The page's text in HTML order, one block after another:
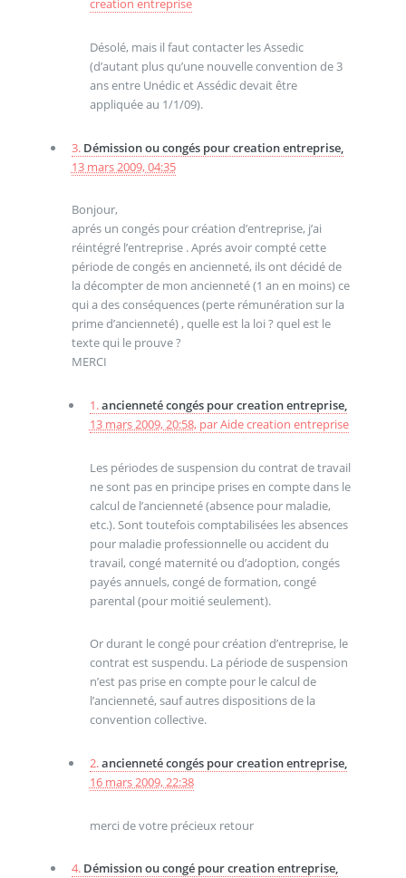
creation entreprise
Désolé, mais il faut contacter les Assedic
(d’autant plus qu’une nouvelle convention de 3
ans entre Unédic et Assédic devait être
appliquée au 1/1/09).
3. Démission ou congés pour creation entreprise,
13 mars 2009, 04:35
Bonjour,
aprés un congés pour création d’entreprise, j’ai
réintégré l’entreprise . Aprés avoir compté cette
période de congés en ancienneté, ils ont décidé de
la décompter de mon ancienneté (1 an en moins) ce
qui a des conséquences (perte rémunération sur la
prime d’ancienneté) , quelle est la loi ? quel est le
texte qui le prouve ?
MERCI
1.ancienneté congés pour creation entreprise,
13 mars 2009, 20:58, parAide creation entreprise
Les périodes de suspension du contrat de travail
ne sont pas en principe prises en compte dans le
calcul de l’ancienneté (absence pour maladie,
etc.). Sont toutefois comptabilisées les absences
pour maladie professionnelle ou accident du
travail, congé maternité ou d’adoption, congés
payés annuels, congé de formation, congé
parental (pour moitié seulement).
Or durant le congé pour création d’entreprise, le
contrat est suspendu. La période de suspension
n’est pas prise en compte pour le calcul de
l’ancienneté, sauf autres dispositions de la
convention collective.
2.ancienneté congés pour creation entreprise,
16 mars 2009, 22:38
merci de votre précieux retour
4. Démission ou congé pour creation entreprise,